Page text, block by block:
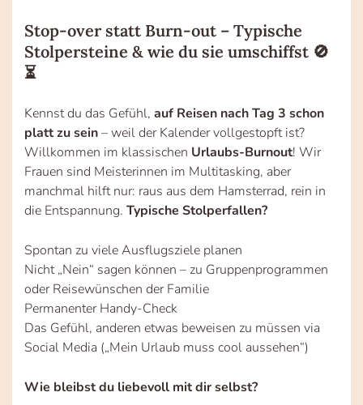
Stop-over statt Burn-out – Typische
Stolpersteine & wie du sie umschiffst 🚫
⏳
Kennst du das Gefühl, auf Reisen nach Tag 3 schon
platt zu sein– weil der Kalender vollgestopft ist?
Willkommen im klassischen Urlaubs-Burnout! Wir
Frauen sind Meisterinnen im Multitasking, aber
manchmal hilft nur: raus aus dem Hamsterrad, rein in
die Entspannung. Typische Stolperfallen?
Spontan zu viele Ausflugsziele planen
Nicht „Nein“ sagen können – zu Gruppenprogrammen
oder Reisewünschen der Familie
Permanenter Handy-Check
Das Gefühl, anderen etwas beweisen zu müssen via
Social Media („Mein Urlaub muss cool aussehen“)
Wie bleibst du liebevoll mit dir selbst?